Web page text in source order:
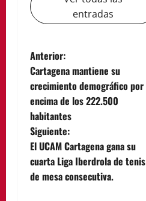
entradas
N
a
v
e
g
a
Anterior:
Cartagena mantiene su
crecimiento demográfico por
encima de los 222.500
habitantes
Siguiente:
El UCAM Cartagena gana su
cuarta Liga Iberdrola de tenis
de mesa consecutiva.